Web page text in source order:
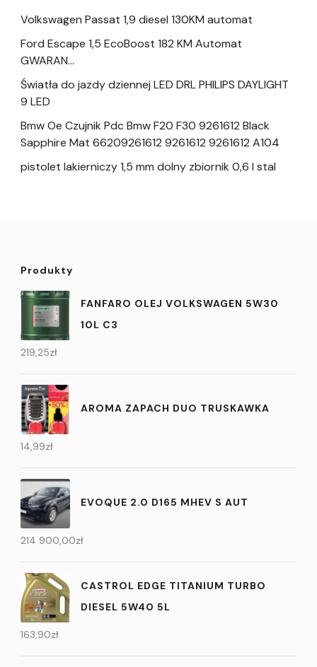
Volkswagen Passat 1,9 diesel 130KM automat
Ford Escape 1,5 EcoBoost 182 KM Automat
GWARAN…
Światła do jazdy dziennej LED DRL PHILIPS DAYLIGHT
9 LED
Bmw Oe Czujnik Pdc Bmw F20 F30 9261612 Black
Sapphire Mat 66209261612 9261612 9261612 A104
pistolet lakierniczy 1,5 mm dolny zbiornik 0,6 l stal
Produkty
FANFARO OLEJ VOLKSWAGEN 5W30
10L C3
219,25zł
AROMA ZAPACH DUO TRUSKAWKA
14,99zł
EVOQUE 2.0 D165 MHEV S AUT
214 900,00zł
CASTROL EDGE TITANIUM TURBO
DIESEL 5W40 5L
163,90zł